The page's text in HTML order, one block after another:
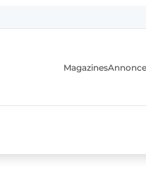
Magazines